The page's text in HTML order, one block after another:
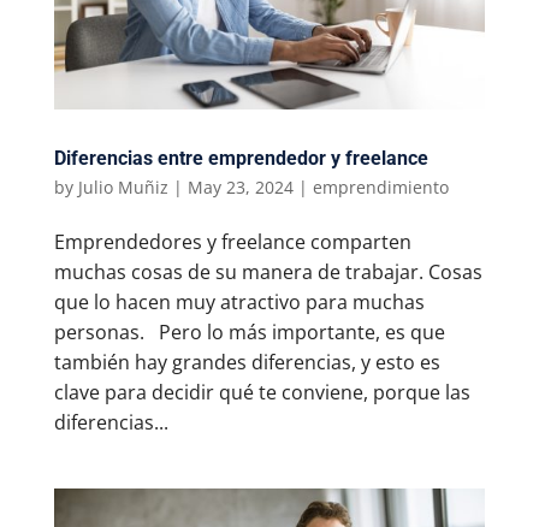
Diferencias entre emprendedor y freelance
by Julio Muñiz | May 23, 2024| emprendimiento
Emprendedores y freelance comparten
muchas cosas de su manera de trabajar. Cosas
que lo hacen muy atractivo para muchas
personas. Pero lo más importante, es que
también hay grandes diferencias, y esto es
clave para decidir qué te conviene, porque las
diferencias...